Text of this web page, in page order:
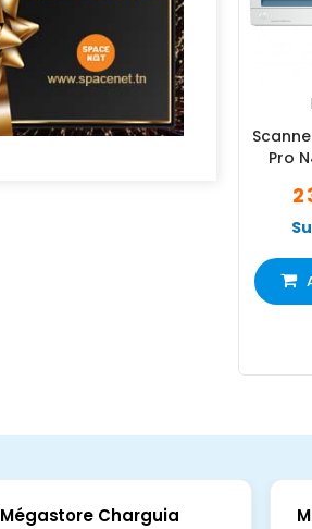
Pro
2
Mégastore Charguia